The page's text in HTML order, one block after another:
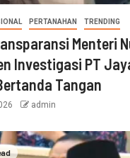
PERTANAHAN TRENDING
Menteri
Investigasi PT
Tangan
admin